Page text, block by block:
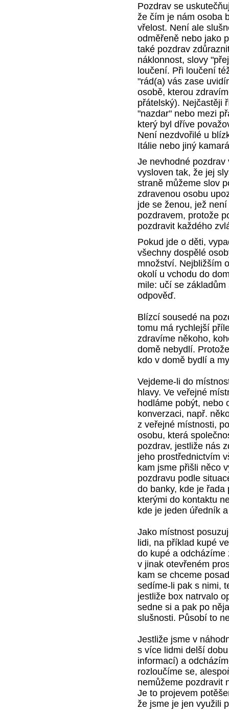
Pozdrav se
že čím je nám osoba
vřelost. Není ale
odměřeně nebo jako
také pozdrav
náklonnost, slovy
loučení. Při loučení
"rád(a) vás zase
osobě, kterou
přátelský). Nejčastěji
"nazdar" nebo mezi
který byl dříve
Není nezdvořilé u
Itálie nebo jiný
Je nevhodné
vysloven tak, že jej
straně můžeme slov
zdravenou osobu
jde se ženou, jež
pozdravem, protože
pozdravit každého
Pokud jde o děti,
všechny dospělé
množství. Nejbližším
okolí u vchodu do
mile: učí se
odpověď.
Blízcí sousedé na
tomu má rychlejší
zdravíme někoho,
domě nebydlí.
kdo v domě bydlí a
Vejdeme-li do
hlavy. Ve veřejné
hodláme pobýt, nebo
konverzaci, např.
z veřejné místnosti,
osobu, která
pozdrav, jestliže nás
jeho prostřednictvím
kam jsme přišli něco
pozdravu podle
do banky, kde je
kterými do kontaktu
kde je jeden úředník
Jako místnost
lidi, na příklad kupé
do kupé a odcházíme
v jinak otevřeném
kam se chceme
sedíme-li pak s nimi,
jestliže box natrvalo
sedne si a pak po
slušnosti. Působí to
Jestliže jsme v
s více lidmi delší
informací) a
rozloučíme se,
nemůžeme pozdravit
Je to projevem
že jsme je jen využili